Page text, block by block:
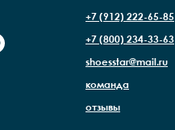
+7 (912) 222-65-85
+7 (800) 234-33-63
shoesstar@mail.ru
команда
отзывы